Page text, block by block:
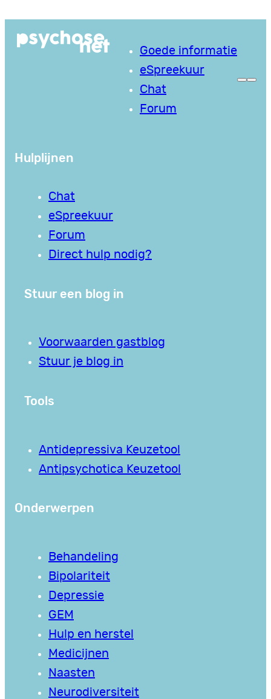
naar
Goede informatie
eSpreekuur
Chat
Forum
Hulplijnen
Chat
eSpreekuur
Forum
Direct hulp nodig?
Stuur een blog in
Voorwaarden gastblog
Stuur je blog in
Tools
Antidepressiva Keuzetool
Antipsychotica Keuzetool
Onderwerpen
Behandeling
Bipolariteit
Depressie
GEM
Hulp en herstel
Medicijnen
Naasten
Neurodiversiteit